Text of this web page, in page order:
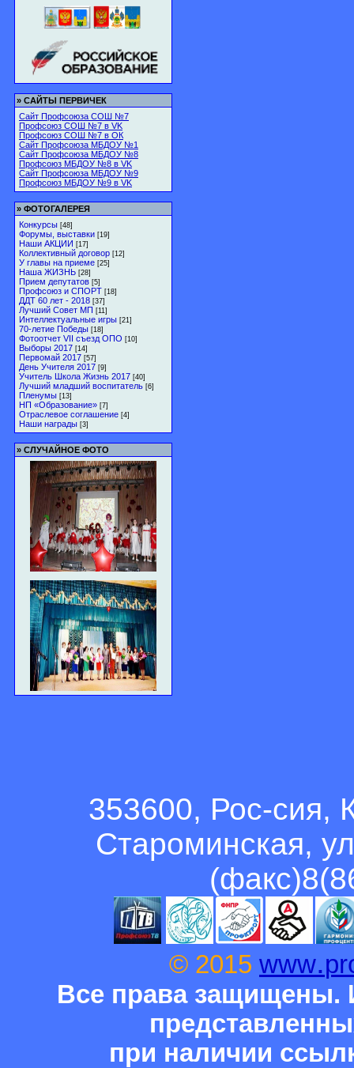
» САЙТЫ ПЕРВИЧЕК
Сайт Профсоюза СОШ №7
Профсоюз СОШ №7 в VK
Профсоюз СОШ №7 в ОК
Сайт Профсоюза МБДОУ №1
Сайт Профсоюза МБДОУ №8
Профсоюз МБДОУ №8 в VK
Сайт Профсоюза МБДОУ №9
Профсоюз МБДОУ №9 в VK
» ФОТОГАЛЕРЕЯ
Конкурсы [48]
Форумы, выставки [19]
Наши АКЦИИ [17]
Коллективный договор [12]
У главы на приеме [25]
Наша ЖИЗНЬ [28]
Прием депутатов [5]
Профсоюз и СПОРТ [18]
ДДТ 60 лет - 2018 [37]
Лучший Совет МП [11]
Интеллектуальные игры [21]
70-летие Победы [18]
Фотоотчет VII съезд ОПО [10]
Выборы 2017 [14]
Первомай 2017 [57]
День Учителя 2017 [9]
Учитель Школа Жизнь 2017 [40]
Лучший младший воспитатель [6]
Пленумы [13]
НП «Образование» [7]
Отраслевое соглашение [4]
Наши награды [3]
» СЛУЧАЙНОЕ ФОТО
353600, Рос-сия,
Староминская,
© 2015 www.
Все права защищены.
при наличии